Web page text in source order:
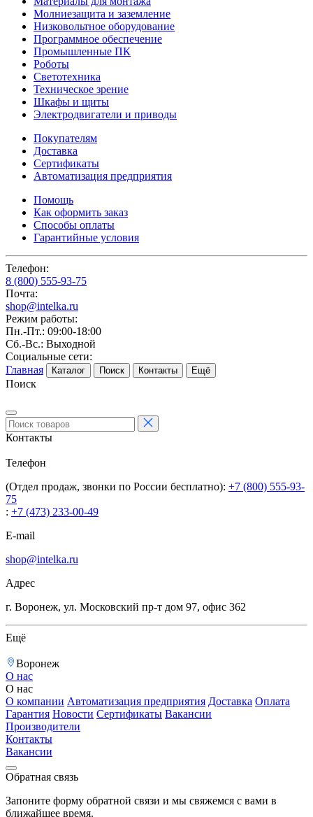
Молниезащита и заземление
Низковольтное оборудование
Программное обеспечение
Промышленные ПК
Роботы
Светотехника
Техническое зрение
Шкафы и щиты
Электродвигатели и приводы
Покупателям
Доставка
Сертификаты
Автоматизация предприятия
Помощь
Как оформить заказ
Способы оплаты
Гарантийные условия
Телефон:
8 (800) 555-93-75
Почта:
shop@intelka.ru
Режим работы:
Пн.-Пт.: 09:00-18:00
Сб.-Вс.: Выходной
Социальные сети:
Главная
Каталог Поиск Контакты Ещё
Поиск
Контакты
Телефон
(Отдел продаж, звонки по России бесплатно): +7 (800) 555-93-
75
: +7 (473) 233-00-49
E-mail
shop@intelka.ru
Адрес
г. Воронеж, ул. Московский пр-т дом 97, офис 362
Ещё
Воронеж
О нас
О нас
О компании Автоматизация предприятия Доставка Оплата
Гарантия Новости Сертификаты Вакансии
Производители
Контакты
Вакансии
Обратная связь
Запоните форму обратной связи и мы свяжемся с вами в
ближайшее время.